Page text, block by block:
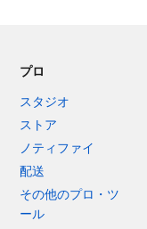
プロ
スタジオ
ストア
ノティファイ
配送
その他のプロ・ツ
ール